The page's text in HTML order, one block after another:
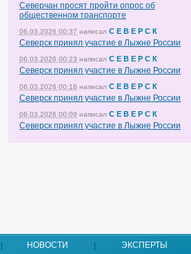
Северчан просят пройти опрос об
общественном транспорте
06.03.2026 00:37 написал С Е В Е Р С К
Северск принял участие в Лыжне России
06.03.2026 00:23 написал С Е В Е Р С К
Северск принял участие в Лыжне России
06.03.2026 00:18 написал С Е В Е Р С К
Северск принял участие в Лыжне России
06.03.2026 00:09 написал С Е В Е Р С К
Северск принял участие в Лыжне России
НОВОСТИ ЭКСПЕРТЫ